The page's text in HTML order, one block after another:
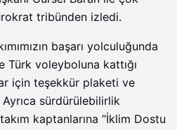
tribünden izledi.
başarı yolculuğunda
Türk voleyboluna kattığı
için teşekkür plaketi ve
sürdürülebilirlik
kaptanlarına “İklim Dostu